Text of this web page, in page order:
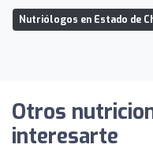
Nutriólogos en Estado de
Otros
interesarte